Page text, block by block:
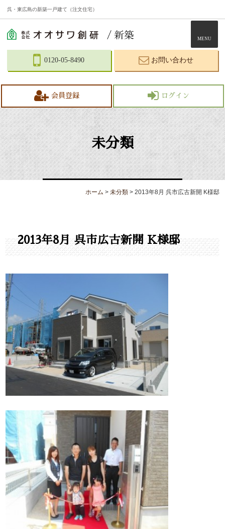
呉・東広島の新築一戸建て（注文住宅）
MENU
0120-05-8490 お問い合わせ
会員登録 ログイン
未分類
ホーム > 未分類> 2013年8月 呉市広古新開 K様邸
2013年8月 呉市広古新開 K様邸